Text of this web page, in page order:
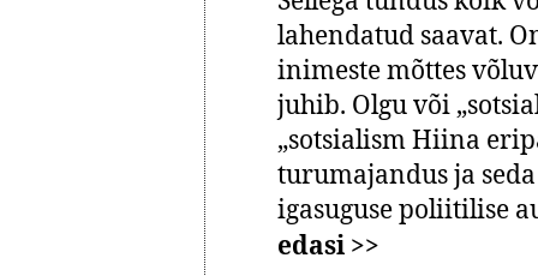
lahendatud saavat.
inimeste mõttes
juhib. Olgu või
„sotsialism Hiina
turumajandus ja
igasuguse poliitilise
edasi >>